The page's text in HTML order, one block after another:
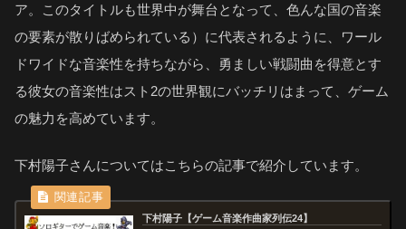
ア。このタイトルも世界中が舞台となって、色んな国の音楽
の要素が散りばめられている）に代表されるように、ワール
ドワイドな音楽性を持ちながら、勇ましい戦闘曲を得意とす
る彼女の音楽性はスト2の世界観にバッチリはまって、ゲーム
の魅力を高めています。
下村陽子さんについてはこちらの記事で紹介しています。
下村陽子【ゲーム音楽作曲家列伝24】